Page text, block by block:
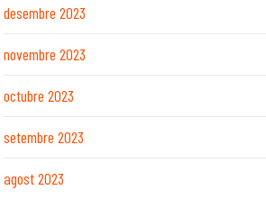
desembre 2023
novembre 2023
octubre 2023
setembre 2023
agost 2023